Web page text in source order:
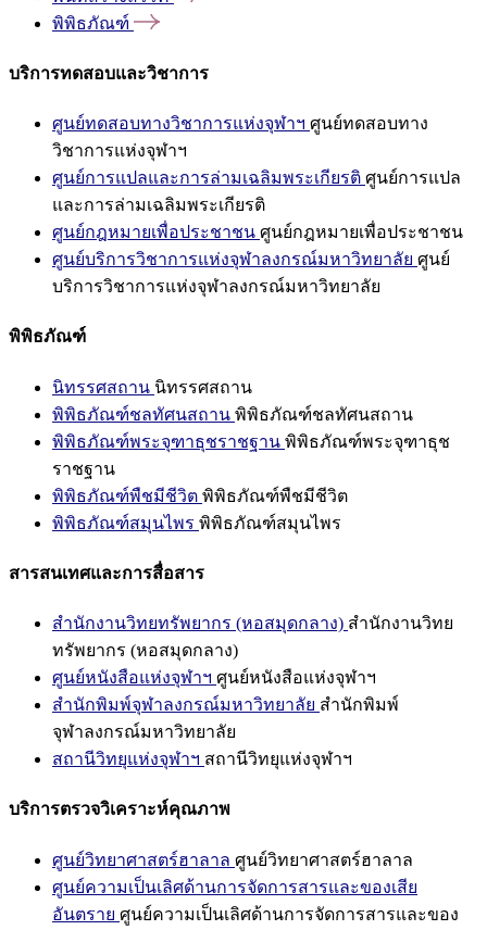
พิพิธภัณฑ์
บริการทดสอบและวิชาการ
ศูนย์ทดสอบทางวิชาการแห่งจุฬาฯ ศูนย์ทดสอบทาง
วิชาการแห่งจุฬาฯ
ศูนย์การแปลและการล่ามเฉลิมพระเกียรติ ศูนย์การแปล
และการล่ามเฉลิมพระเกียรติ
ศูนย์กฎหมายเพื่อประชาชน ศูนย์กฎหมายเพื่อประชาชน
ศูนย์บริการวิชาการแห่งจุฬาลงกรณ์มหาวิทยาลัย ศูนย์
บริการวิชาการแห่งจุฬาลงกรณ์มหาวิทยาลัย
พิพิธภัณฑ์
นิทรรศสถาน นิทรรศสถาน
พิพิธภัณฑ์ชลทัศนสถาน พิพิธภัณฑ์ชลทัศนสถาน
พิพิธภัณฑ์พระจุฑาธุชราชฐาน พิพิธภัณฑ์พระจุฑาธุช
ราชฐาน
พิพิธภัณฑ์พืชมีชีวิต พิพิธภัณฑ์พืชมีชีวิต
พิพิธภัณฑ์สมุนไพร พิพิธภัณฑ์สมุนไพร
สารสนเทศและการสื่อสาร
สำนักงานวิทยทรัพยากร (หอสมุดกลาง) สำนักงานวิทย
ทรัพยากร (หอสมุดกลาง)
ศูนย์หนังสือแห่งจุฬาฯ ศูนย์หนังสือแห่งจุฬาฯ
สำนักพิมพ์จุฬาลงกรณ์มหาวิทยาลัย สำนักพิมพ์
จุฬาลงกรณ์มหาวิทยาลัย
สถานีวิทยุแห่งจุฬาฯ สถานีวิทยุแห่งจุฬาฯ
บริการตรวจวิเคราะห์คุณภาพ
ศูนย์วิทยาศาสตร์ฮาลาล ศูนย์วิทยาศาสตร์ฮาลาล
ศูนย์ความเป็นเลิศด้านการจัดการสารและของเสีย
อันตราย ศูนย์ความเป็นเลิศด้านการจัดการสารและของ